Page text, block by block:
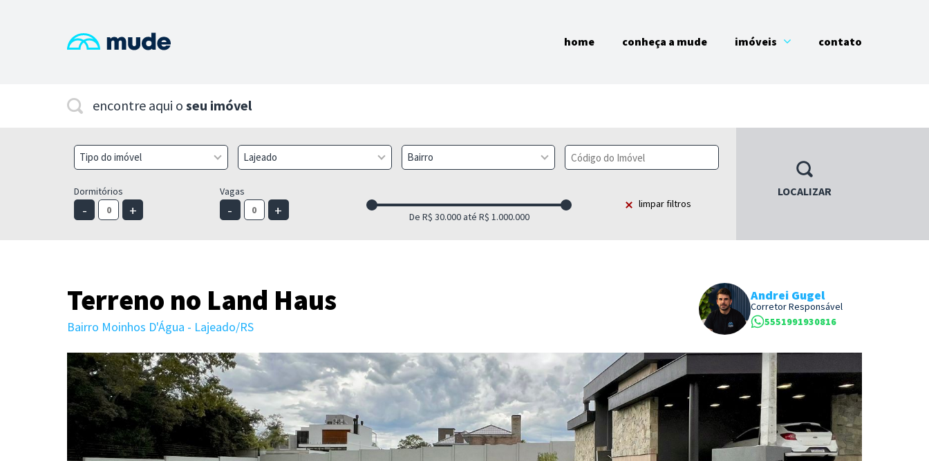
home conheça a mude imóveis contato
encontre aqui o seu imóvel
Tipo do imóvel Lajeado Bairro
Dormitórios
- +
Vagas
- + limpar filtros
LOCALIZAR
Terreno no Land Haus
Bairro Moinhos D'Água - Lajeado/RS
Andrei Gugel
Corretor Responsável
5551991930816